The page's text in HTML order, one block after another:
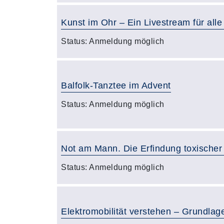
Kunst im Ohr – Ein Livestream für
Status: Anmeldung möglich
Balfolk-Tanztee im Advent
Status: Anmeldung möglich
Not am Mann. Die Erfindung
Status: Anmeldung möglich
Elektromobilität verstehen –